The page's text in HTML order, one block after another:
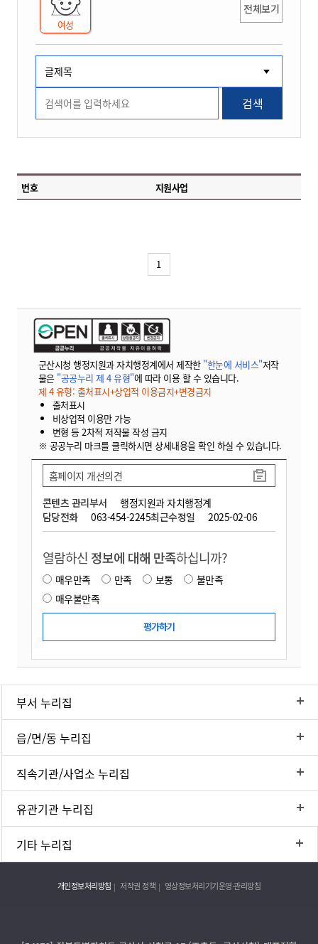
여성
전체보기
검색
번호 지원사업
1
군산시청 행정지원과 자치행정계에서 제작한 "한눈에 서비스"저작
물은 "공공누리 제 4 유형"에 따라 이용 할 수 있습니다.
제 4 유형: 출처표시+상업적 이용금지+변경금지
출처표시
비상업적 이용만 가능
변형 등 2차적 저작물 작성 금지
※ 공공누리 마크를 클릭하시면 상세내용을 확인 하실 수 있습니다.
콘텐츠 관리부서
행정지원과 자치행정계
담당전화
063-454-2245최근수정일 2025-02-06
홈페이지 개선의견
열람하신 정보에 대해 만족하십니까?
매우만족 만족 보통
불만족
매우불만족
부서 누리집
읍/면/동 누리집
직속기관/사업소 누리집
유관기관 누리집
기타 누리집
개인정보처리방침 저작권 정책 영상정보처리기기운영·관리방침